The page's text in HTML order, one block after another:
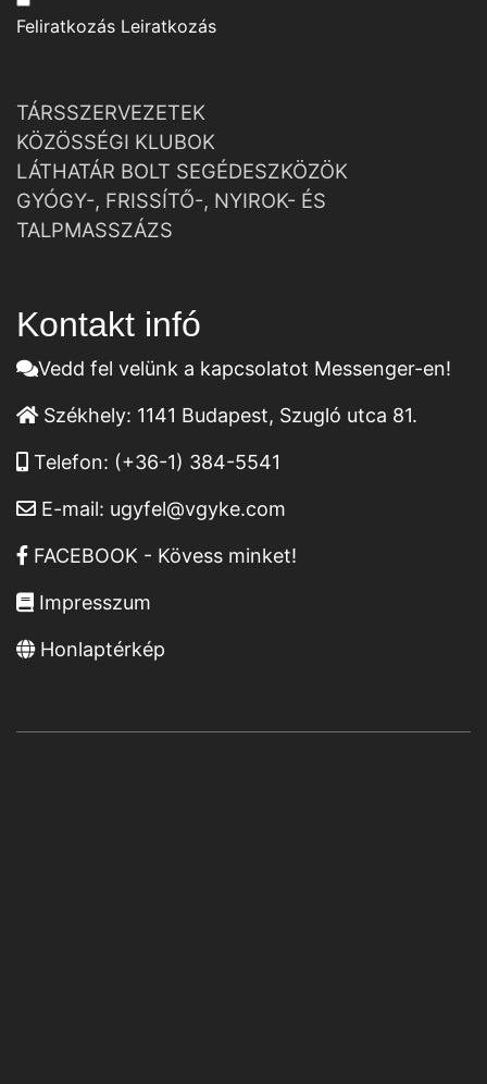
Feliratkozás Leiratkozás
TÁRSSZERVEZETEK
KÖZÖSSÉGI KLUBOK
LÁTHATÁR BOLT SEGÉDESZKÖZÖK
GYÓGY-, FRISSÍTŐ-, NYIROK- ÉS
TALPMASSZÁZS
Kontakt infó
Vedd fel velünk a kapcsolatot Messenger-en!
Székhely: 1141 Budapest, Szugló utca 81.
Telefon: (+36-1) 384-5541
E-mail: ugyfel@vgyke.com
FACEBOOK - Kövess minket!
Impresszum
Honlaptérkép